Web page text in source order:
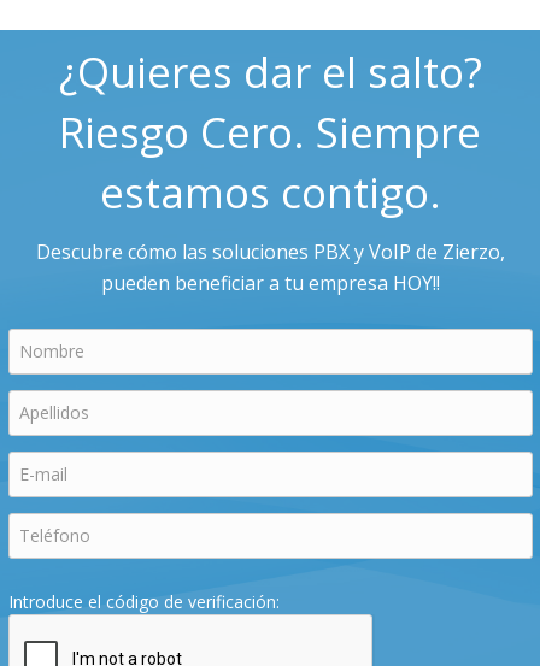
¿Quieres dar el salto?
Riesgo Cero. Siempre
estamos contigo.
Descubre cómo las soluciones PBX y VoIP de Zierzo,
pueden beneficiar a tu empresa HOY!!
Introduce el código de verificación: